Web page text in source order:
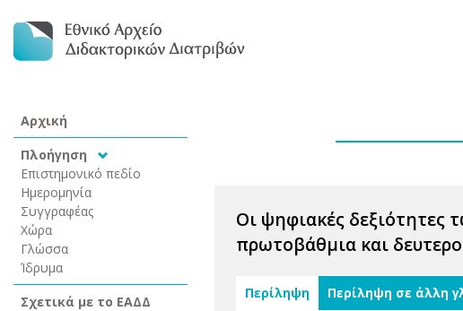
Αρχική
Πλοήγηση
Επιστημονικό πεδίο
Ημερομηνία
Συγγραφέας
Χώρα
Γλώσσα
Ίδρυμα
Σχετικά με το ΕΑΔΔ
Οι ψηφιακές δεξιότητες
πρωτοβάθμια και
Περίληψη Περίληψη σε άλλη